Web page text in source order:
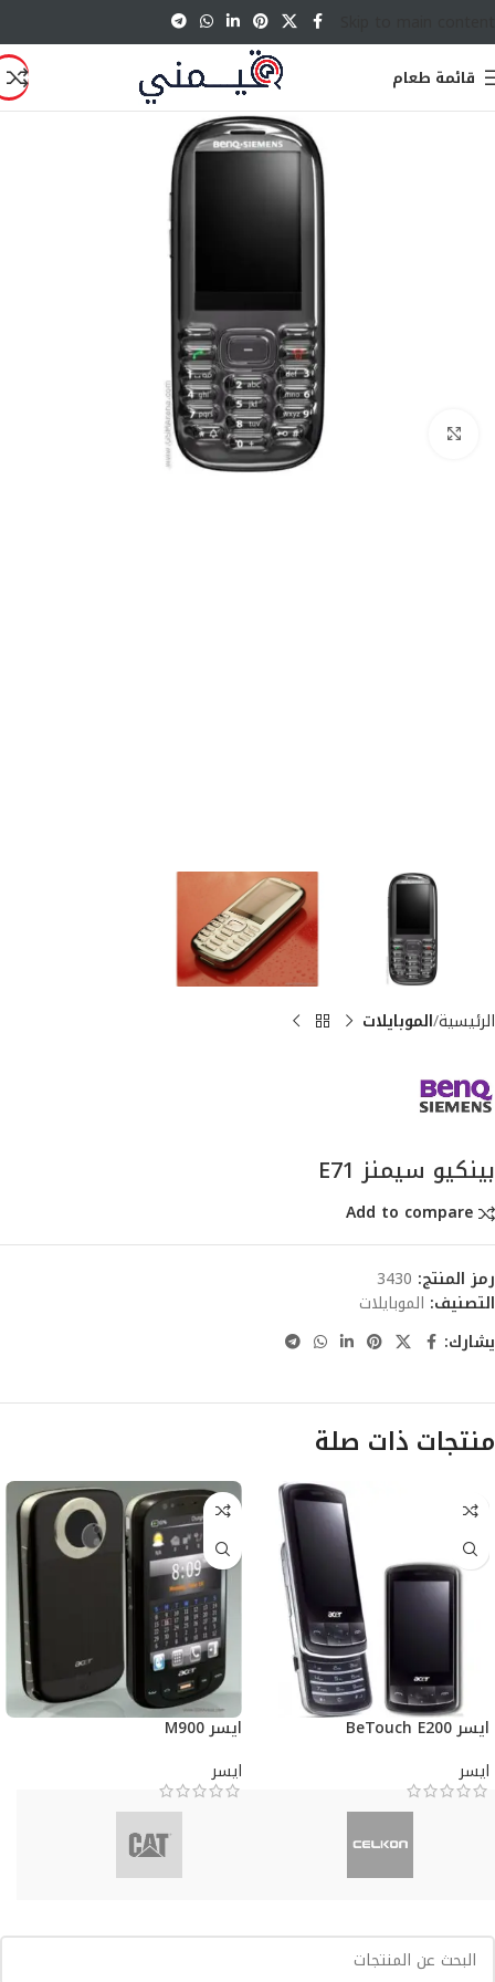
قائمة طعام
الرئيسية الموبايلات
بينكيو سيمنز E71
Add to compare
رمز المنتج: 3430
التصنيف: الموبايلات
يشارك:
منتجات ذات صلة
ايسر BeTouch E200
ايسر
ايسر M900
ايسر